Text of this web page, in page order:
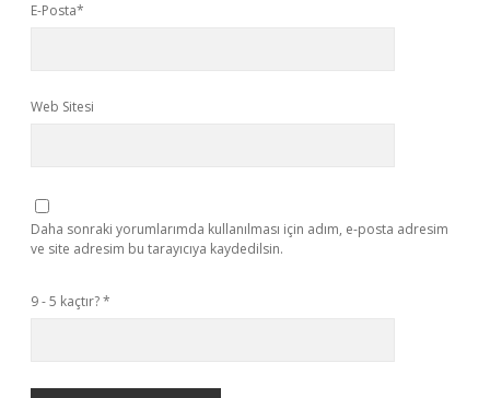
E-Posta*
Web Sitesi
Daha sonraki yorumlarımda kullanılması için adım, e-posta adresim
ve site adresim bu tarayıcıya kaydedilsin.
9 - 5 kaçtır?*